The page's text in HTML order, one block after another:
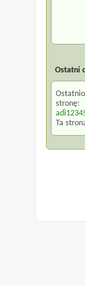
Ostatni
stronę:
Ta